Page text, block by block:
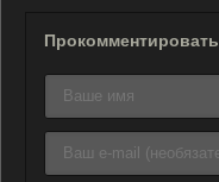
Прокомментировать